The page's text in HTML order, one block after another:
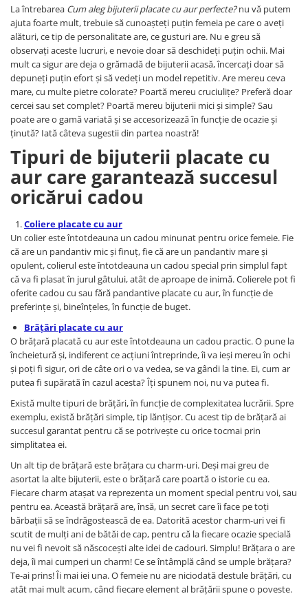
La întrebarea Cum aleg bijuterii placate cu aur perfecte?nu vă putem
ajuta foarte mult, trebuie să cunoașteți puțin femeia pe care o aveți
alături, ce tip de personalitate are, ce gusturi are. Nu e greu să
observați aceste lucruri, e nevoie doar să deschideți puțin ochii. Mai
mult ca sigur are deja o grămadă de bijuterii acasă, încercați doar să
depuneți puțin efort și să vedeți un model repetitiv. Are mereu ceva
mare, cu multe pietre colorate? Poartă mereu cruciulițe? Preferă doar
cercei sau set complet? Poartă mereu bijuterii mici și simple? Sau
poate are o gamă variată și se accesorizează în funcție de ocazie și
ținută? Iată câteva sugestii din partea noastră!
Tipuri de bijuterii placate cu
aur care garantează succesul
oricărui cadou
Coliere placate cu aur
Un colier este întotdeauna un cadou minunat pentru orice femeie. Fie
că are un pandantiv mic și finuț, fie că are un pandantiv mare și
opulent, colierul este întotdeauna un cadou special prin simplul fapt
că va fi plasat în jurul gâtului, atât de aproape de inimă. Colierele pot fi
oferite cadou cu sau fără pandantive placate cu aur, în funcție de
preferințe și, bineînțeles, în funcție de buget.
Brățări placate cu aur
O brățară placată cu aur este întotdeauna un cadou practic. O pune la
încheietură și, indiferent ce acțiuni întreprinde, îi va ieși mereu în ochi
și poți fi sigur, ori de câte ori o va vedea, se va gândi la tine. Ei, cum ar
putea fi supărată în cazul acesta? Îți spunem noi, nu va putea fi.
Există multe tipuri de brățări, în funcție de complexitatea lucrării. Spre
exemplu, există brățări simple, tip lănțișor. Cu acest tip de brățară ai
succesul garantat pentru că se potrivește cu orice tocmai prin
simplitatea ei.
Un alt tip de brățară este brățara cu charm-uri. Deși mai greu de
asortat la alte bijuterii, este o brățară care poartă o istorie cu ea.
Fiecare charm atașat va reprezenta un moment special pentru voi, sau
pentru ea. Această brățară are, însă, un secret care îi face pe toți
bărbații să se îndrăgostească de ea. Datorită acestor charm-uri vei fi
scutit de mulți ani de bătăi de cap, pentru că la fiecare ocazie specială
nu vei fi nevoit să născocești alte idei de cadouri. Simplu! Brățara o are
deja, îi mai cumperi un charm! Ce se întâmplă când se umple brățara?
Te-ai prins! Îi mai iei una. O femeie nu are niciodată destule brățări, cu
atât mai mult acum, când fiecare element al brățării spune o poveste.